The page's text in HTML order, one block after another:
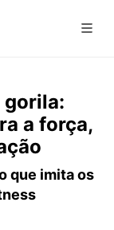
gorila:
a força,
que imita os